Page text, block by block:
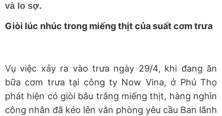
và lo sợ.
Giòi lúc nhúc trong miếng thịt của suất cơm trưa
Vụ việc xảy ra vào trưa ngày 29/4, khi đang ăn
bữa cơm trưa tại công ty Now Vina, ở Phú Thọ
phát hiện có giòi bâu trắng miếng thịt, hàng nghìn
công nhân đã kéo lên văn phòng yêu cầu Ban lãnh